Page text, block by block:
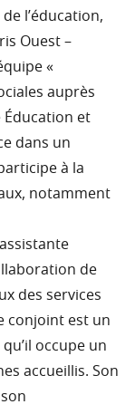
l’éducation,
Ouest –
«
auprès
Éducation et
dans un
à la
notamment
de
des services
conjoint est un
occupe un
accueillis. Son